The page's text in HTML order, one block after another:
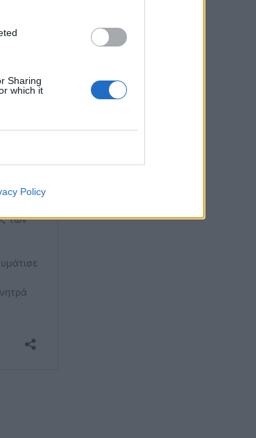
Sharing
which it
Policy